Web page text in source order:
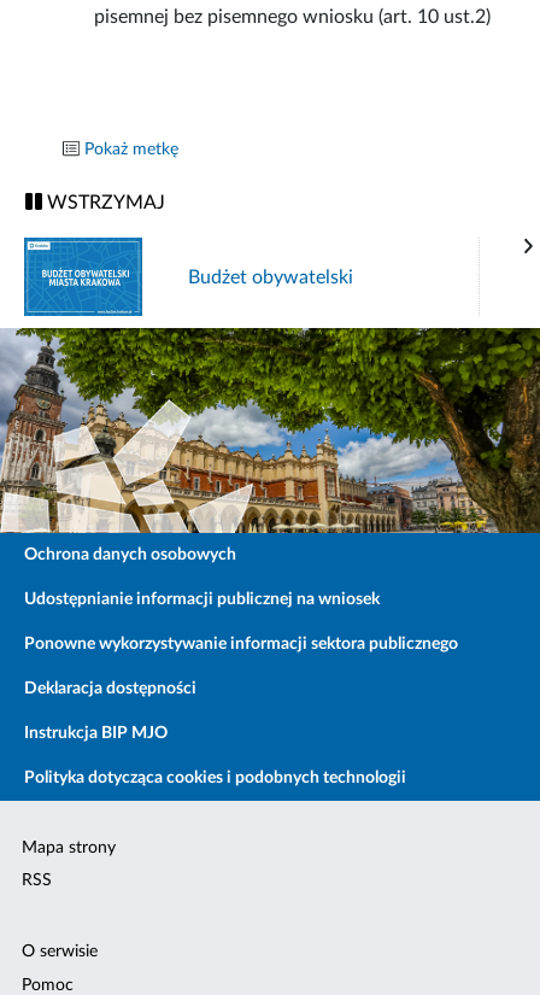
pisemnej bez pisemnego wniosku (art. 10 ust.2)
Pokaż metkę
WSTRZYMAJ
Budżet obywatelski
Ochrona danych osobowych
Udostępnianie informacji publicznej na wniosek
Ponowne wykorzystywanie informacji sektora publicznego
Deklaracja dostępności
Instrukcja BIP MJO
Polityka dotycząca cookies i podobnych technologii
Mapa strony
RSS
O serwisie
Pomoc